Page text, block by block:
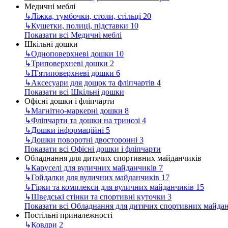
Медичні меблі
↳Ліжка, тумбочки, столи, стільці 20
↳Кушетки, полиці, підставки 10
Показати всі Медичні меблі
Шкільні дошки
↳Одноповерхневі дошки 10
↳Триповерхневі дошки 2
↳П'ятиповерхневі дошки 6
↳Аксесуари для дощок та фліпчартів 4
Показати всі Шкільні дошки
Офісні дошки і фліпчарти
↳Магнітно-маркерні дошки 8
↳Фліпчарти та дошки на тринозі 4
↳Дошки інформаційні 5
↳Дошки поворотні двосторонні 3
Показати всі Офісні дошки і фліпчарти
Обладнання для дитячих спортивних майданчиків
↳Каруселі для вуличних майданчиків 7
↳Гойдалки для вуличних майданчиків 17
↳Гірки та комплекси для вуличних майданчиків 15
↳Шведські стінки та спортивні куточки 3
Показати всі Обладнання для дитячих спортивних
Постільні приналежності
↳Ковдри 2